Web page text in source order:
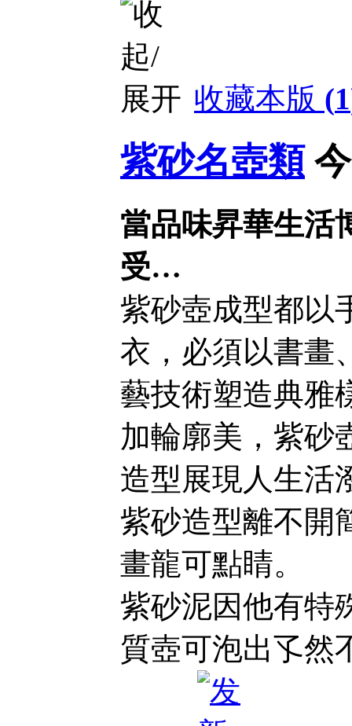
收藏本版 (1
紫砂名壺類
當品味昇華生活
受…
紫砂壺成型都以
衣，必須以書畫
藝技術塑造典雅
加輪廓美，紫砂
造型展現人生
紫砂造型離不開
畫龍可點睛。
紫砂泥因他有特
質壺可泡出孓然